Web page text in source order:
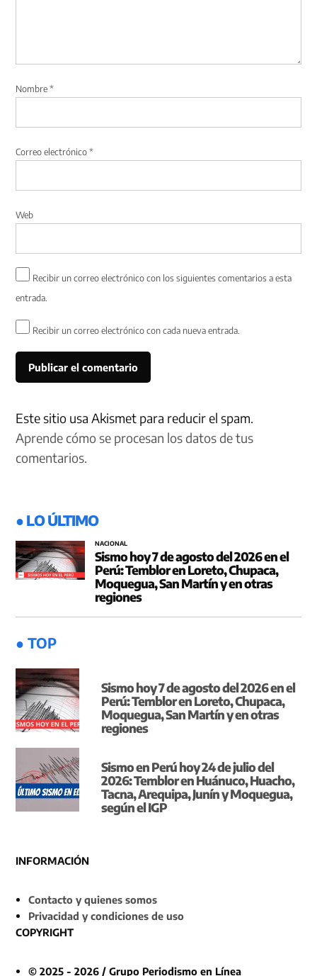
Nombre*
Correo electrónico*
Web
Recibir un correo electrónico con los siguientes comentarios a esta
entrada.
Recibir un correo electrónico con cada nueva entrada.
Este sitio usa Akismet para reducir el spam.
Aprende cómo se procesan los datos de tus
comentarios.
● LO ÚLTIMO
NACIONAL
Sismo hoy 7 de agosto del 2026 en el
Perú: Temblor en Loreto, Chupaca,
Moquegua, San Martín y en otras
regiones
● TOP
Sismo hoy 7 de agosto del 2026 en el
Perú: Temblor en Loreto, Chupaca,
Moquegua, San Martín y en otras
regiones
Sismo en Perú hoy 24 de julio del
2026: Temblor en Huánuco, Huacho,
Tacna, Arequipa, Junín y Moquegua,
según el IGP
INFORMACIÓN
Contacto y quienes somos
Privacidad y condiciones de uso
COPYRIGHT
© 2025 - 2026 / Grupo Periodismo en Línea